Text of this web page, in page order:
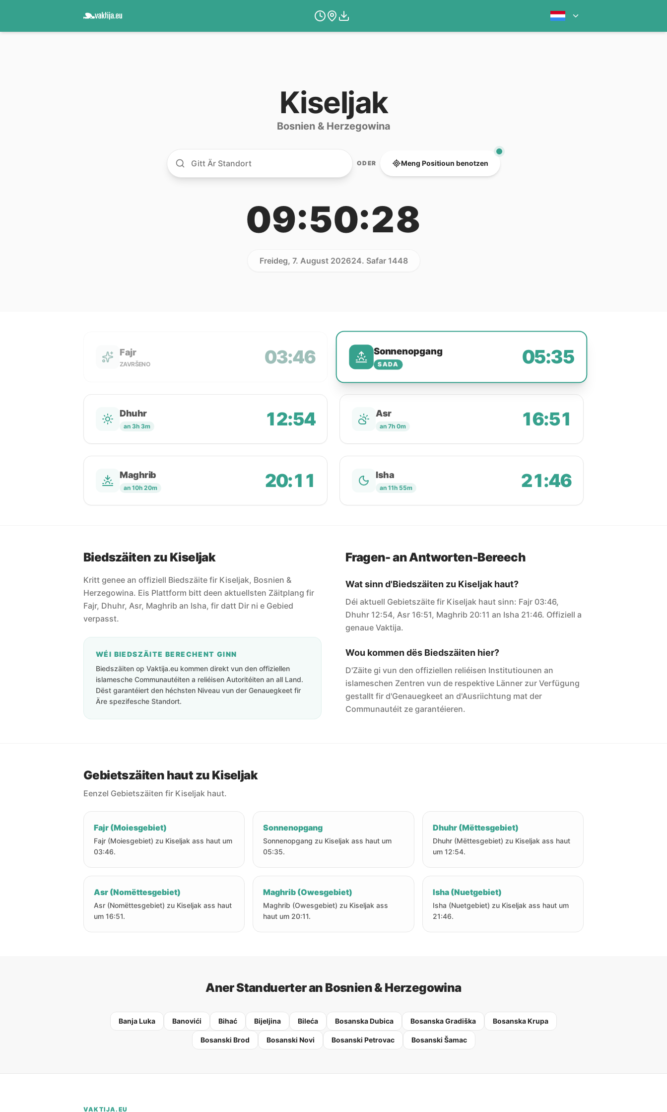
Kiseljak
Bosnien & Herzegowina
ODER Meng Positioun benotzen
09:50:28
Freideg, 7. August 202624. Safar 1448
Fajr
ZAVRŠENO 03:46 Sonnenopgang
SADA 05:35
Dhuhr
an 3h 3m 12:54 Asr
an 7h 0m 16:51
Maghrib
an 10h 20m 20:11 Isha
an 11h 55m 21:46
Biedszäiten zu Kiseljak
Kritt genee an offiziell Biedszäite fir Kiseljak, Bosnien &
Herzegowina. Eis Plattform bitt deen aktuellsten Zäitplang fir
Fajr, Dhuhr, Asr, Maghrib an Isha, fir datt Dir ni e Gebied
verpasst.
WÉI BIEDSZÄITE BERECHENT GINN
Biedszäiten op Vaktija.eu kommen direkt vun den offiziellen
islamesche Communautéiten a reliéisen Autoritéiten an all Land.
Dëst garantéiert den héchsten Niveau vun der Genauegkeet fir
Äre spezifesche Standort.
Fragen- an Antworten-Bereech
Wat sinn d'Biedszäiten zu Kiseljak haut?
Déi aktuell Gebietszäite fir Kiseljak haut sinn: Fajr 03:46,
Dhuhr 12:54, Asr 16:51, Maghrib 20:11 an Isha 21:46. Offiziell a
genaue Vaktija.
Wou kommen dës Biedszäiten hier?
D'Zäite gi vun den offiziellen reliéisen Institutiounen an
islameschen Zentren vun de respektive Länner zur Verfügung
gestallt fir d'Genauegkeet an d'Ausriichtung mat der
Communautéit ze garantéieren.
Gebietszäiten haut zu Kiseljak
Eenzel Gebietszäiten fir Kiseljak haut.
Fajr (Moiesgebiet)
Fajr (Moiesgebiet) zu Kiseljak ass haut um
03:46.
Sonnenopgang
Sonnenopgang zu Kiseljak ass haut um
05:35.
Dhuhr (Mëttesgebiet)
Dhuhr (Mëttesgebiet) zu Kiseljak ass haut
um 12:54.
Asr (Nomëttesgebiet)
Asr (Nomëttesgebiet) zu Kiseljak ass haut
um 16:51.
Maghrib (Owesgebiet)
Maghrib (Owesgebiet) zu Kiseljak ass
haut um 20:11.
Isha (Nuetgebiet)
Isha (Nuetgebiet) zu Kiseljak ass haut um
21:46.
Aner Standuerter an Bosnien & Herzegowina
Banja Luka Banovići Bihać Bijeljina Bileća Bosanska Dubica Bosanska Gradiška Bosanska Krupa
Bosanski Brod Bosanski Novi Bosanski Petrovac Bosanski Šamac
VAKTIJA.EU